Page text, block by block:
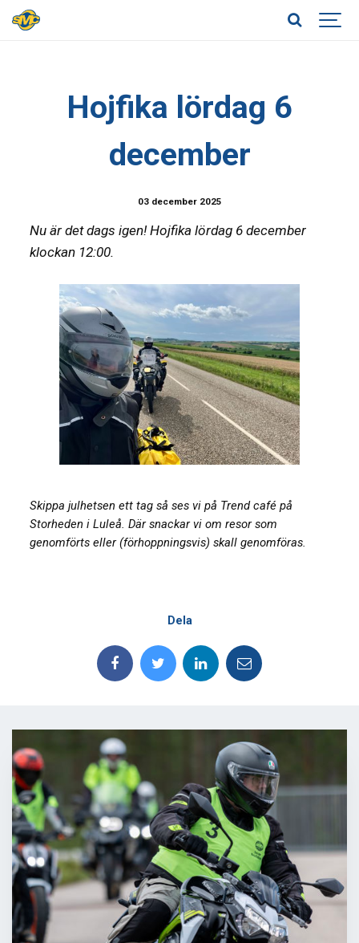
Hojfika lördag 6
december
03 december 2025
Nu är det dags igen! Hojfika lördag 6 december
klockan 12:00.
Skippa julhetsen ett tag så ses vi på Trend café på
Storheden i Luleå. Där snackar vi om resor som
genomförts eller (förhoppningsvis) skall genomföras.
Dela